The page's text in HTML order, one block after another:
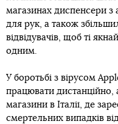
магазинах диспенсери з
для рук, а також
відвідувачів, щоб ті
одним.
У боротьбі з вірусом
працювати дистанційно,
магазини в Італії, де
смертельних випадків